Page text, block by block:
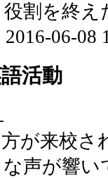
割を終え
2016-06-08
活動
が来校さ
声が響